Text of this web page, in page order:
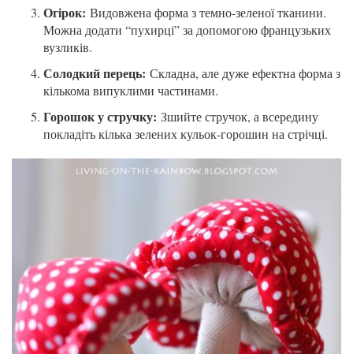
Огірок: Видовжена форма з темно-зеленої тканини.
Можна додати “пухирці” за допомогою французьких
вузликів.
Солодкий перець: Складна, але дуже ефектна форма з
кількома випуклими частинами.
Горошок у стручку: Зшийте стручок, а всередину
покладіть кілька зелених кульок-горошин на стрічці.